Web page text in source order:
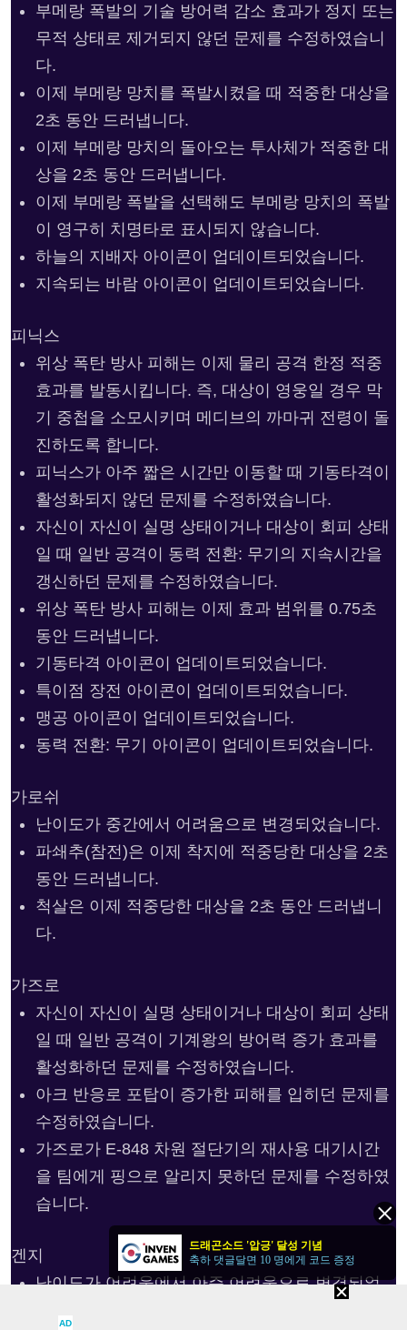
부메랑 폭발의 기술 방어력 감소 효과가 정지 또는
무적 상태로 제거되지 않던 문제를 수정하였습니
다.
이제 부메랑 망치를 폭발시켰을 때 적중한 대상을
2초 동안 드러냅니다.
이제 부메랑 망치의 돌아오는 투사체가 적중한 대
상을 2초 동안 드러냅니다.
이제 부메랑 폭발을 선택해도 부메랑 망치의 폭발
이 영구히 치명타로 표시되지 않습니다.
하늘의 지배자 아이콘이 업데이트되었습니다.
지속되는 바람 아이콘이 업데이트되었습니다.
피닉스
위상 폭탄 방사 피해는 이제 물리 공격 한정 적중
효과를 발동시킵니다. 즉, 대상이 영웅일 경우 막
기 중첩을 소모시키며 메디브의 까마귀 전령이 돌
진하도록 합니다.
피닉스가 아주 짧은 시간만 이동할 때 기동타격이
활성화되지 않던 문제를 수정하였습니다.
자신이 자신이 실명 상태이거나 대상이 회피 상태
일 때 일반 공격이 동력 전환: 무기의 지속시간을
갱신하던 문제를 수정하였습니다.
위상 폭탄 방사 피해는 이제 효과 범위를 0.75초
동안 드러냅니다.
기동타격 아이콘이 업데이트되었습니다.
특이점 장전 아이콘이 업데이트되었습니다.
맹공 아이콘이 업데이트되었습니다.
동력 전환: 무기 아이콘이 업데이트되었습니다.
가로쉬
난이도가 중간에서 어려움으로 변경되었습니다.
파쇄추(참전)은 이제 착지에 적중당한 대상을 2초
동안 드러냅니다.
척살은 이제 적중당한 대상을 2초 동안 드러냅니
다.
가즈로
자신이 자신이 실명 상태이거나 대상이 회피 상태
일 때 일반 공격이 기계왕의 방어력 증가 효과를
활성화하던 문제를 수정하였습니다.
아크 반응로 포탑이 증가한 피해를 입히던 문제를
수정하였습니다.
가즈로가 E-848 차원 절단기의 재사용 대기시간
을 팀에게 핑으로 알리지 못하던 문제를 수정하였
습니다.
겐지
난이도가 어려움에서 아주 어려움으로 변경되었
AD
드래곤소드 '압긍' 달성 기념
축하 댓글달면 10 명에게 코드 증정